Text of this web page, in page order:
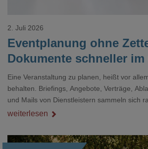
Eventplanung ohne
Dokumente schneller
2. Juli 2026
Eine Veranstaltung zu planen, heißt vor
behalten. Briefings, Angebote, Verträge,
und Mails von Dienstleistern sammeln sich
unübersichtlichen Stapel. Wer schon einmal
Dokument gesucht hat, kennt das mulmige
weiterlesen